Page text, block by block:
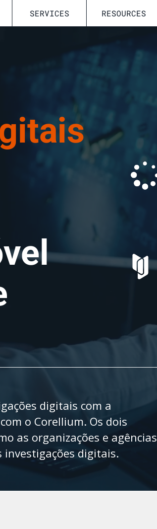
SERVICES RESOURCES
digitais com a
o Corellium. Os dois
as organizações e agências
investigações digitais.